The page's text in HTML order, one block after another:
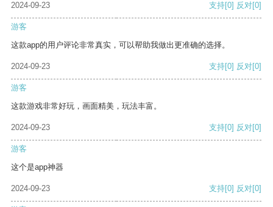
2024-09-23 支持[0] 反对[0]
游客
这款app的用户评论非常真实，可以帮助我做出更准确的选择。
2024-09-23 支持[0] 反对[0]
游客
这款游戏非常好玩，画面精美，玩法丰富。
2024-09-23 支持[0] 反对[0]
游客
这个是app神器
2024-09-23 支持[0] 反对[0]